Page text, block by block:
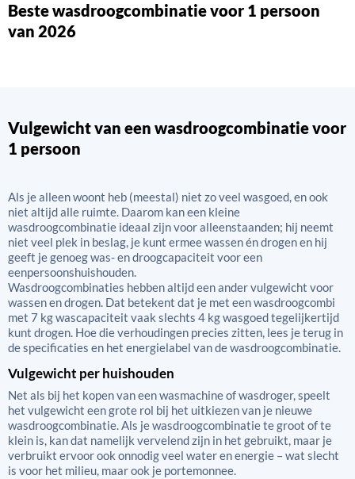
Beste wasdroogcombinatie voor 1 persoon
van 2026
Vulgewicht van een wasdroogcombinatie voor
1 persoon
Als je alleen woont heb (meestal) niet zo veel wasgoed, en ook
niet altijd alle ruimte. Daarom kan een kleine
wasdroogcombinatie ideaal zijn voor alleenstaanden; hij neemt
niet veel plek in beslag, je kunt ermee wassen én drogen en hij
geeft je genoeg was- en droogcapaciteit voor een
eenpersoonshuishouden.
Wasdroogcombinaties hebben altijd een ander vulgewicht voor
wassen en drogen. Dat betekent dat je met een wasdroogcombi
met 7 kg wascapaciteit vaak slechts 4 kg wasgoed tegelijkertijd
kunt drogen. Hoe die verhoudingen precies zitten, lees je terug in
de specificaties en het energielabel van de wasdroogcombinatie.
Vulgewicht per huishouden
Net als bij het kopen van een wasmachine of wasdroger, speelt
het vulgewicht een grote rol bij het uitkiezen van je nieuwe
wasdroogcombinatie. Als je wasdroogcombinatie te groot of te
klein is, kan dat namelijk vervelend zijn in het gebruikt, maar je
verbruikt ervoor ook onnodig veel water en energie – wat slecht
is voor het milieu, maar ook je portemonnee.